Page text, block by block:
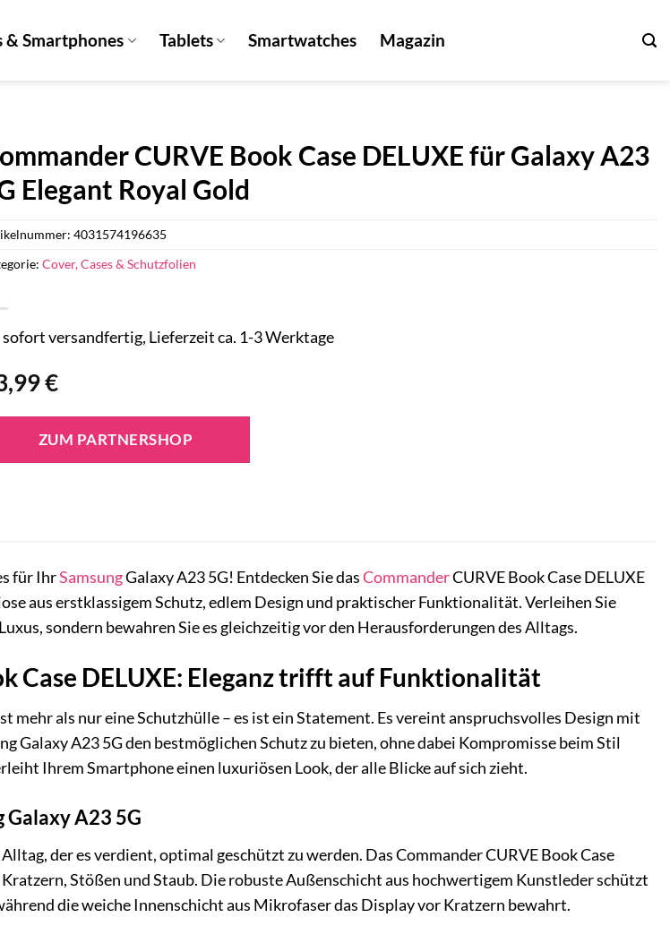
& Smartphones Tablets Smartwatches Magazin
CURVE Book Case DELUXE für Galaxy A23
Elegant Royal Gold
€
sofort versandfertig, Lieferzeit ca. 1-3 Werktage
ZUM PARTNERSHOP
4031574196635
Cover, Cases & Schutzfolien
für IhrSamsungGalaxy A23 5G! Entdecken Sie dasCommanderCURVE Book Case DELUXE
aus erstklassigem Schutz, edlem Design und praktischer Funktionalität. Verleihen Sie
sondern bewahren Sie es gleichzeitig vor den Herausforderungen des Alltags.
Case DELUXE: Eleganz trifft auf Funktionalität
mehr als nur eine Schutzhülle – es ist ein Statement. Es vereint anspruchsvolles Design mit
Galaxy A23 5G den bestmöglichen Schutz zu bieten, ohne dabei Kompromisse beim Stil
Ihrem Smartphone einen luxuriösen Look, der alle Blicke auf sich zieht.
Galaxy A23 5G
der es verdient, optimal geschützt zu werden. Das Commander CURVE Book Case
Stößen und Staub. Die robuste Außenschicht aus hochwertigem Kunstleder schützt
die weiche Innenschicht aus Mikrofaser das Display vor Kratzern bewahrt.